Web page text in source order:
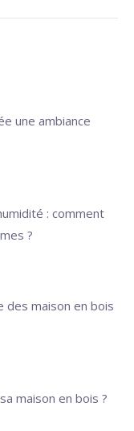
une ambiance
: comment
?
des maison en bois
maison en bois ?